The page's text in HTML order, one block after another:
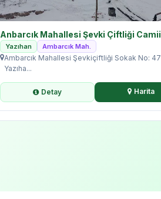
Anbarcık Mahallesi Şevki Çiftliği Camii
Yazıhan Ambarcık Mah.
Ambarcık Mahallesi Şevkiçiftliği Sokak No: 47
Yazıha...
Detay Harita